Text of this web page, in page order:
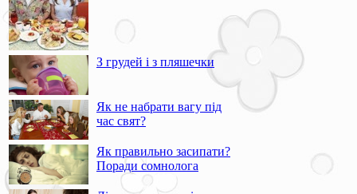
З грудей і з пляшечки
Як не набрати вагу під
час свят?
Як правильно засипати?
Поради сомнолога